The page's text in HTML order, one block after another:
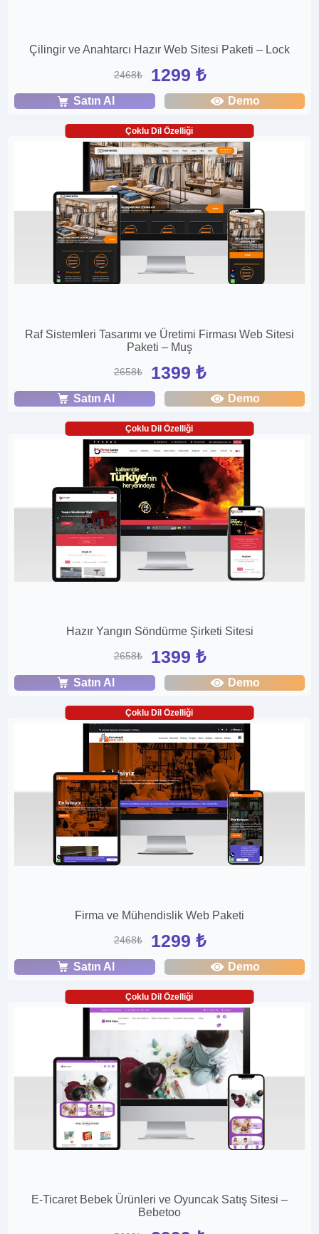
Çilingir ve Anahtarcı Hazır Web Sitesi Paketi – Lock
2468₺ 1299 ₺
Satın Al Demo
Çoklu Dil Özelliği
Raf Sistemleri Tasarımı ve Üretimi Firması Web Sitesi
Paketi – Muş
2658₺ 1399 ₺
Satın Al Demo
Çoklu Dil Özelliği
Hazır Yangın Söndürme Şirketi Sitesi
2658₺ 1399 ₺
Satın Al Demo
Çoklu Dil Özelliği
Firma ve Mühendislik Web Paketi
2468₺ 1299 ₺
Satın Al Demo
Çoklu Dil Özelliği
E-Ticaret Bebek Ürünleri ve Oyuncak Satış Sitesi –
Bebetoo